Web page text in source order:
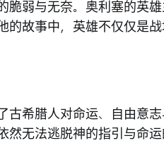
脆弱与无奈。奥利塞的英
的故事中，英雄不仅仅是
希腊人对命运、自由意志
然无法逃脱神的指引与命